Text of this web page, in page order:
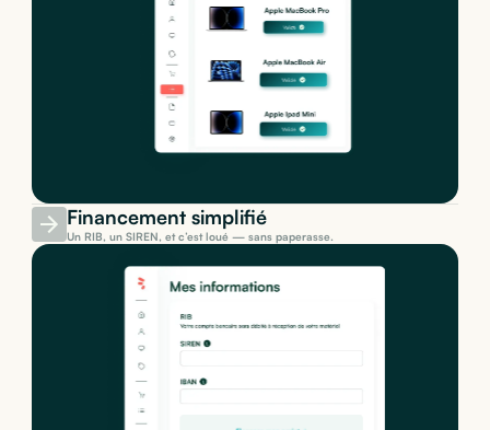
Financement simplifié
Un RIB, un SIREN, et c’est loué — sans paperasse.